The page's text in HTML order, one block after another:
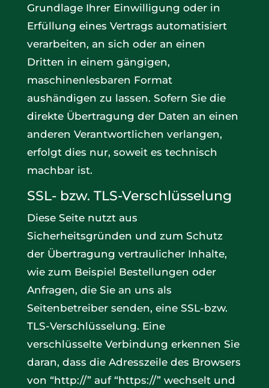
Grundlage Ihrer Einwilligung oder in
Erfüllung eines Vertrags automatisiert
verarbeiten, an sich oder an einen
Dritten in einem gängigen,
maschinenlesbaren Format
aushändigen zu lassen. Sofern Sie die
direkte Übertragung der Daten an einen
anderen Verantwortlichen verlangen,
erfolgt dies nur, soweit es technisch
machbar ist.
SSL- bzw. TLS-Verschlüsselung
Diese Seite nutzt aus
Sicherheitsgründen und zum Schutz
der Übertragung vertraulicher Inhalte,
wie zum Beispiel Bestellungen oder
Anfragen, die Sie an uns als
Seitenbetreiber senden, eine SSL-bzw.
TLS-Verschlüsselung. Eine
verschlüsselte Verbindung erkennen Sie
daran, dass die Adresszeile des Browsers
von “http://” auf “https://” wechselt und